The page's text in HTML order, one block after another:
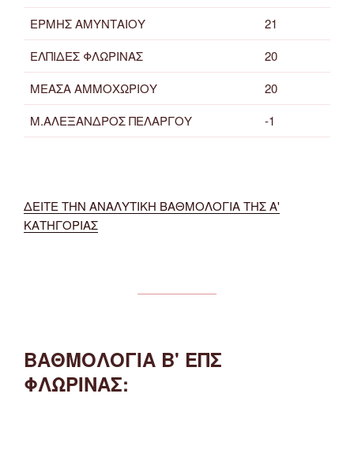
ΕΡΜΗΣ ΑΜΥΝΤΑΙΟΥ
21
ΕΛΠΙΔΕΣ ΦΛΩΡΙΝΑΣ
20
ΜΕΑΣΑ ΑΜΜΟΧΩΡΙΟΥ
20
Μ.ΑΛΕΞΑΝΔΡΟΣ ΠΕΛΑΡΓΟΥ
-1
ΔΕΙΤΕ ΤΗΝ ΑΝΑΛΥΤΙΚΗ ΒΑΘΜΟΛΟΓΙΑ ΤΗΣ Α'
ΚΑΤΗΓΟΡΙΑΣ
ΒΑΘΜΟΛΟΓΙΑ Β' ΕΠΣ
ΦΛΩΡΙΝΑΣ: